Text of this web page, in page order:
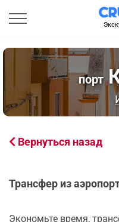
порт
Вернуться назад
Трансфер из
Экономьте время,